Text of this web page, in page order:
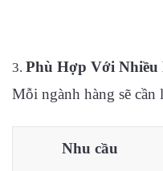
Phù Hợp Với
Mỗi ngành hàng sẽ cần
Nhu cầu